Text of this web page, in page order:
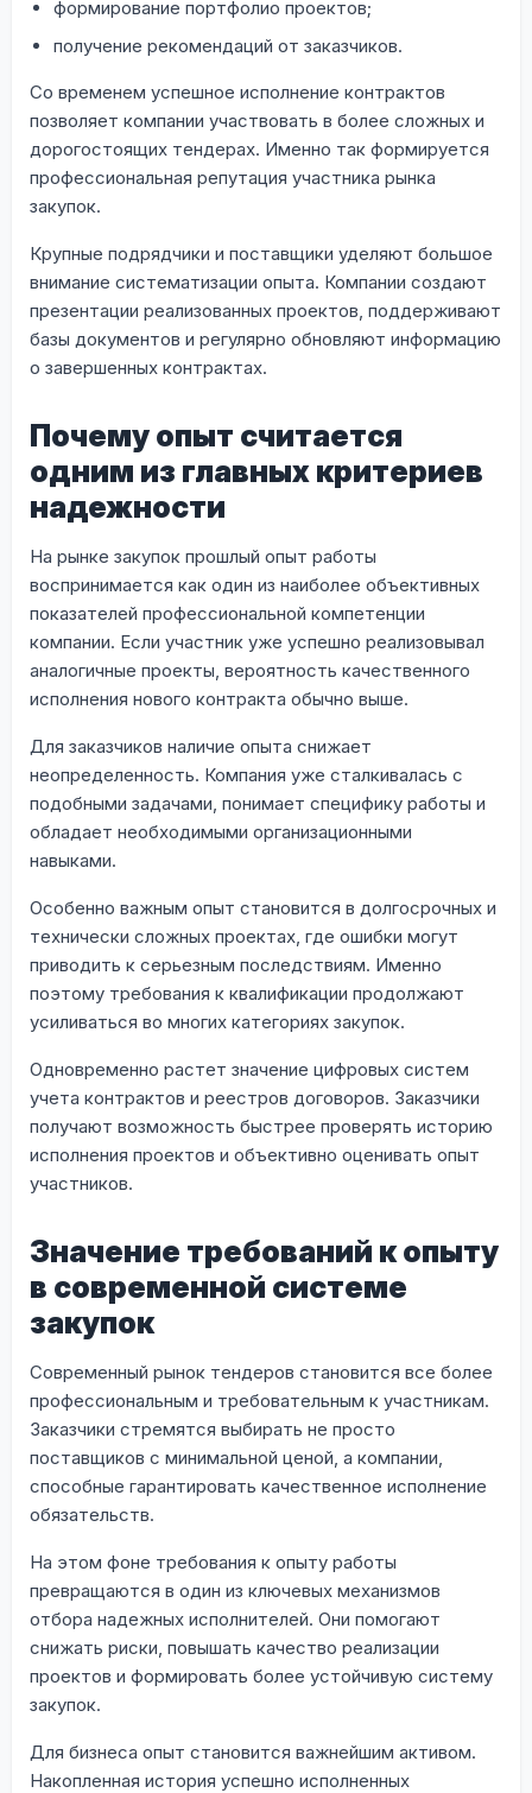
формирование портфолио проектов;
получение рекомендаций от заказчиков.
Со временем успешное исполнение контрактов
позволяет компании участвовать в более сложных и
дорогостоящих тендерах. Именно так формируется
профессиональная репутация участника рынка
закупок.
Крупные подрядчики и поставщики уделяют большое
внимание систематизации опыта. Компании создают
презентации реализованных проектов, поддерживают
базы документов и регулярно обновляют информацию
о завершенных контрактах.
Почему опыт считается
одним из главных критериев
надежности
На рынке закупок прошлый опыт работы
воспринимается как один из наиболее объективных
показателей профессиональной компетенции
компании. Если участник уже успешно реализовывал
аналогичные проекты, вероятность качественного
исполнения нового контракта обычно выше.
Для заказчиков наличие опыта снижает
неопределенность. Компания уже сталкивалась с
подобными задачами, понимает специфику работы и
обладает необходимыми организационными
навыками.
Особенно важным опыт становится в долгосрочных и
технически сложных проектах, где ошибки могут
приводить к серьезным последствиям. Именно
поэтому требования к квалификации продолжают
усиливаться во многих категориях закупок.
Одновременно растет значение цифровых систем
учета контрактов и реестров договоров. Заказчики
получают возможность быстрее проверять историю
исполнения проектов и объективно оценивать опыт
участников.
Значение требований к опыту
в современной системе
закупок
Современный рынок тендеров становится все более
профессиональным и требовательным к участникам.
Заказчики стремятся выбирать не просто
поставщиков с минимальной ценой, а компании,
способные гарантировать качественное исполнение
обязательств.
На этом фоне требования к опыту работы
превращаются в один из ключевых механизмов
отбора надежных исполнителей. Они помогают
снижать риски, повышать качество реализации
проектов и формировать более устойчивую систему
закупок.
Для бизнеса опыт становится важнейшим активом.
Накопленная история успешно исполненных